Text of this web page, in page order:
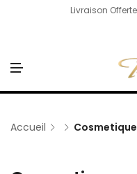
Livraison
N
U
Accueil